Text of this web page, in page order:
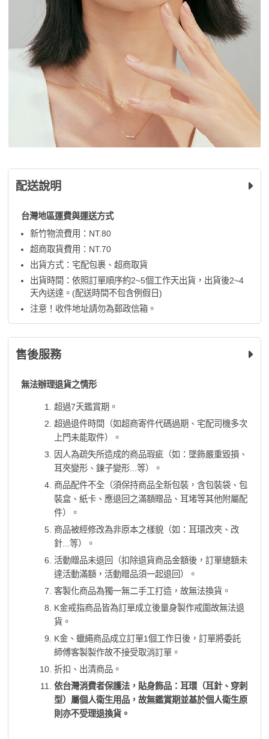
配送說明
台灣地區運費與運送方式
新竹物流費用：NT.80
超商取貨費用：NT.70
出貨方式：宅配包裹、超商取貨
出貨時間：依照訂單順序約2~5個工作天出貨，出貨後2~4
天內送達。(配送時間不包含例假日)
注意！收件地址請勿為郵政信箱。
售後服務
無法辦理退貨之情形
超過7天鑑賞期。
超過退件時間（如超商寄件代碼過期、宅配司機多次
上門未能取件）。
因人為疏失所造成的商品瑕疵（如：墜飾嚴重毀損、
耳夾變形、鍊子變形...等）。
商品配件不全（須保持商品全新包裝，含包裝袋、包
裝盒、紙卡、應退回之滿額贈品、耳堵等其他附屬配
件）。
商品被經修改為非原本之樣貌（如：耳環改夾、改
針...等）。
活動贈品未退回（扣除退貨商品金額後，訂單總額未
達活動滿額，活動贈品須一起退回）。
客製化商品為獨一無二手工打造，故無法換貨。
K金戒指商品皆為訂單成立後量身製作戒圍故無法退
貨。
K金、蠟繩商品成立訂單1個工作日後，訂單將委託
師傅客製製作故不接受取消訂單。
折扣、出清商品。
依台灣消費者保護法，貼身飾品：耳環（耳針、穿刺
型）屬個人衛生用品，故無鑑賞期並基於個人衛生原
則亦不受理退換貨。